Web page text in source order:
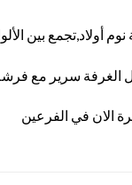
أولاد,تجمع بين
سرير مع فرشة,كومدينا,خزانة 4
الان في الفرعين